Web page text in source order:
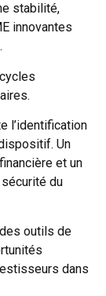
stabilité,
innovantes
l’identification
Un
et un
du
outils de
dans